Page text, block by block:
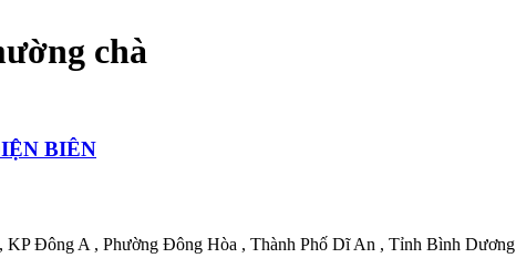
chà
BIÊN
Đông A , Phường Đông Hòa , Thành Phố Dĩ An , Tỉnh Bình Dương